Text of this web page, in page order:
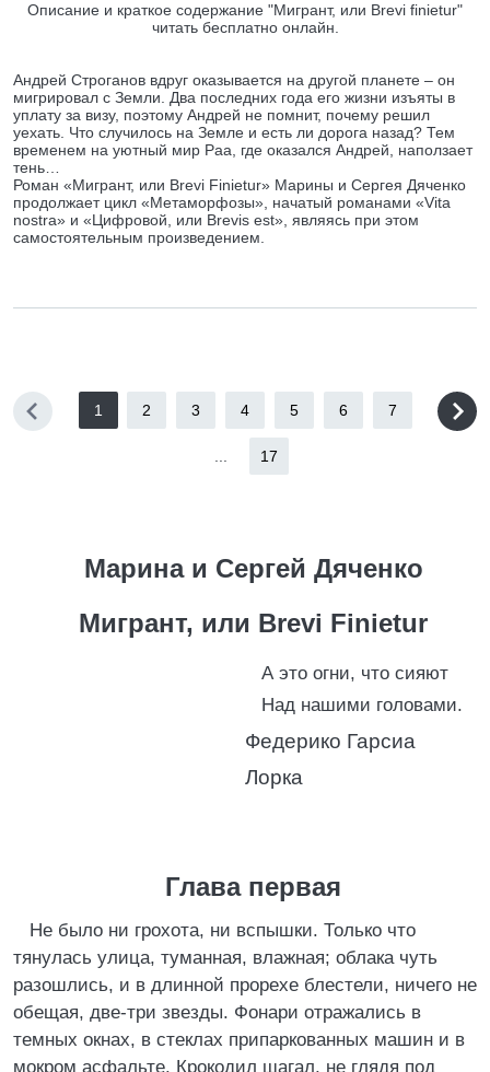
Описание и краткое содержание "Мигрант, или Brevi finietur"
читать бесплатно онлайн.
Андрей Строганов вдруг оказывается на другой планете – он
мигрировал с Земли. Два последних года его жизни изъяты в
уплату за визу, поэтому Андрей не помнит, почему решил
уехать. Что случилось на Земле и есть ли дорога назад? Тем
временем на уютный мир Раа, где оказался Андрей, наползает
тень…
Роман «Мигрант, или Brevi Finietur» Марины и Сергея Дяченко
продолжает цикл «Метаморфозы», начатый романами «Vita
nostra» и «Цифровой, или Brevis est», являясь при этом
самостоятельным произведением.
1 2 3 4 5 6 7
17
Марина и Сергей Дяченко
Мигрант, или Brevi Finietur
А это огни, что сияют
Над нашими головами.
Федерико Гарсиа
Лорка
Глава первая
Не было ни грохота, ни вспышки. Только что
тянулась улица, туманная, влажная; облака чуть
разошлись, и в длинной прорехе блестели, ничего не
обещая, две-три звезды. Фонари отражались в
темных окнах, в стеклах припаркованных машин и в
мокром асфальте. Крокодил шагал, не глядя под